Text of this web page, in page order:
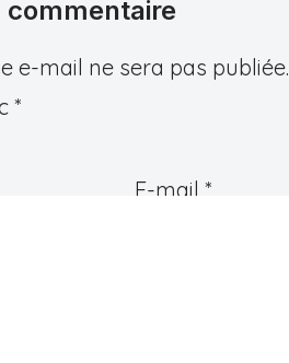
commentaire
e-mail ne sera pas publiée.
*
E-mail *